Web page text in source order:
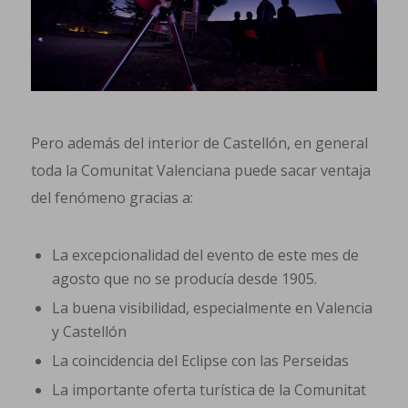
Pero además del interior de Castellón, en general
toda la Comunitat Valenciana puede sacar ventaja
del fenómeno gracias a:
La excepcionalidad del evento de este mes de
agosto que no se producía desde 1905.
La buena visibilidad, especialmente en Valencia
y Castellón
La coincidencia del Eclipse con las Perseidas
La importante oferta turística de la Comunitat